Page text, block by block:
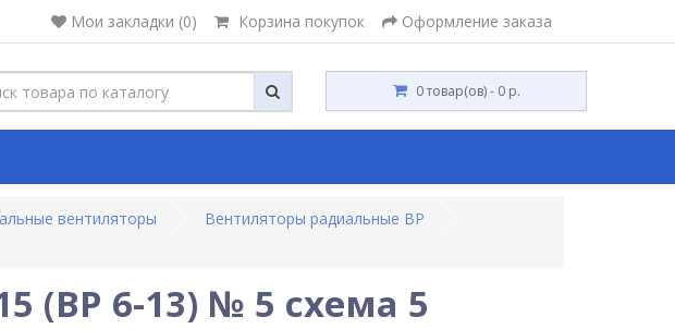
Мои закладки (0) Корзина покупок Оформление заказа
0 товар(ов) - 0 р.
вентиляторы
Вентиляторы радиальные ВР
(ВР 6-13) № 5 схема 5